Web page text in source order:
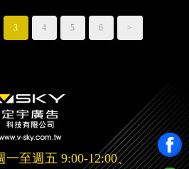
3 4 5 6 >
一至週五 9:00-12:00、